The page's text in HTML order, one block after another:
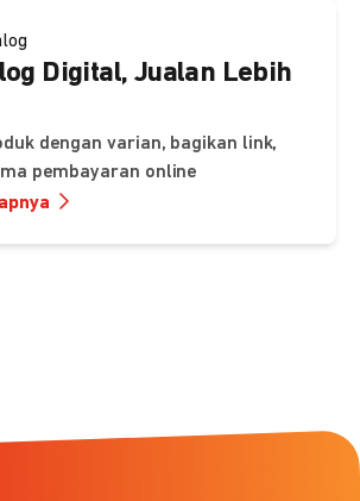
Digital, Jualan Lebih
dengan varian, bagikan link,
pembayaran online